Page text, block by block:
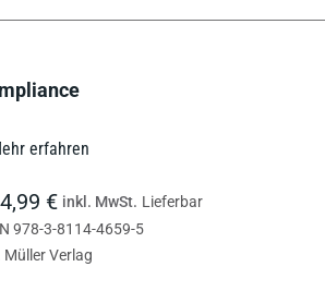
erfahren
€ inkl. MwSt. Lieferbar
978-3-8114-4659-5
Müller Verlag